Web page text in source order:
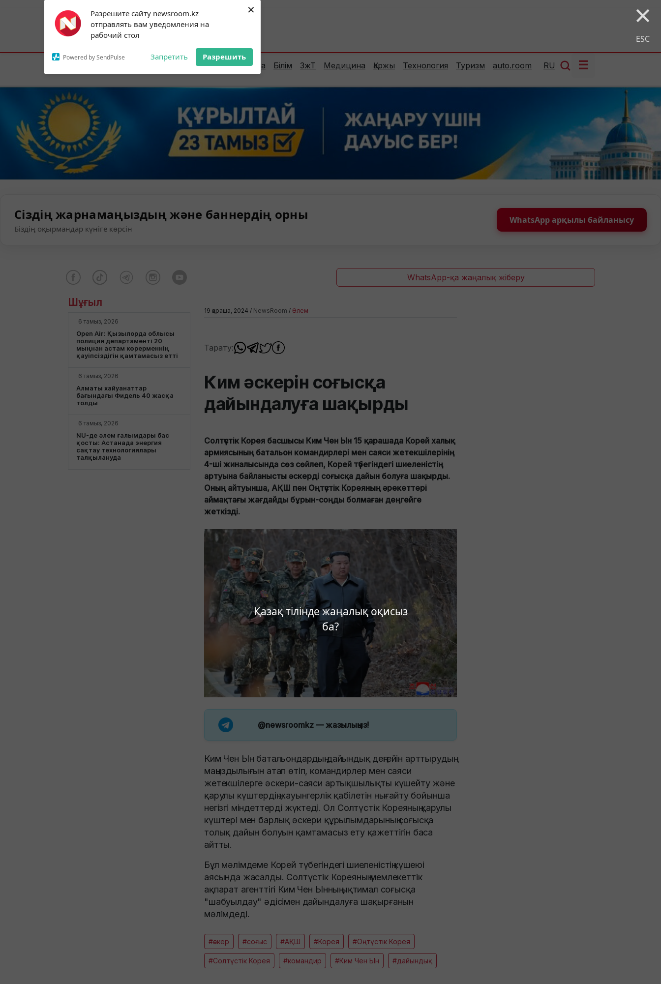
Разрешите сайту newsroom.kz
отправлять вам уведомления на
рабочий стол
Powered by SendPulse Запретить Разрешить
× ×
ESC
Қазақ тілінде жаңалық оқисыз
ба?
Subscribe to our
notifications!
To enable permission prompts, click on
the notification icon
Астана:18°C Алматы:21°C Шымкент:
Елорда Сараптама Білім ЗжТ Медицина Қаржы Технология Туризм auto.room RU ☰
Сіздің жарнамаңыздың және баннердің орны
Біздің оқырмандар күніге көрсін
WhatsApp арқылы байланысу
WhatsApp-қа жаңалық жіберу
Шұғыл
6 тамыз, 2026
Open Air: Қызылорда облысы
полиция департаменті 20
мыңнан астам көрерменнің
қауіпсіздігін қамтамасыз етті
6 тамыз, 2026
Алматы хайуанаттар
бағындағы Фидель 40 жасқа
толды
6 тамыз, 2026
NU-де әлем ғалымдары бас
қосты: Астанада энергия
сақтау технологиялары
талқылануда
19 қараша, 2024 / NewsRoom / Әлем
Тарату:
Ким әскерін соғысқа
дайындалуға шақырды
Солтүстік Корея басшысы Ким Чен Ын 15 қарашада Корей халық
армиясының батальон командирлері мен саяси жетекшілерінің
4-ші жиналысында сөз сөйлеп, Корей түбегіндегі шиеленістің
артуына байланысты әскерді соғысқа дайын болуға шақырды.
Оның айтуынша, АҚШ пен Оңтүстік Кореяның әрекеттері
аймақтағы жағдайды бұрын-соңды болмаған деңгейге
жеткізді.
@newsroomkz— жазылыңыз!
Ким Чен Ын батальондардың дайындық деңгейін арттырудың
маңыздылығын атап өтіп, командирлер мен саяси
жетекшілерге әскери-саяси артықшылықты күшейту және
қарулы күштердің жауынгерлік қабілетін нығайту бойынша
негізгі міндеттерді жүктеді. Ол Солтүстік Кореяның қарулы
күштері мен барлық әскери құрылымдарының соғысқа
толық дайын болуын қамтамасыз ету қажеттігін баса
айтты.
Бұл мәлімдеме Корей түбегіндегі шиеленістің күшеюі
аясында жасалды. Солтүстік Кореяның мемлекеттік
ақпарат агенттігі Ким Чен Ынның ықтимал соғысқа
"шабуылдау" әдісімен дайындалуға шақырғанын
мәлімдеді.
#әскер #соғыс #АҚШ #Корея #Оңтүстік Корея
#Солтүстік Корея #командир #Ким Чен Ын #дайындық